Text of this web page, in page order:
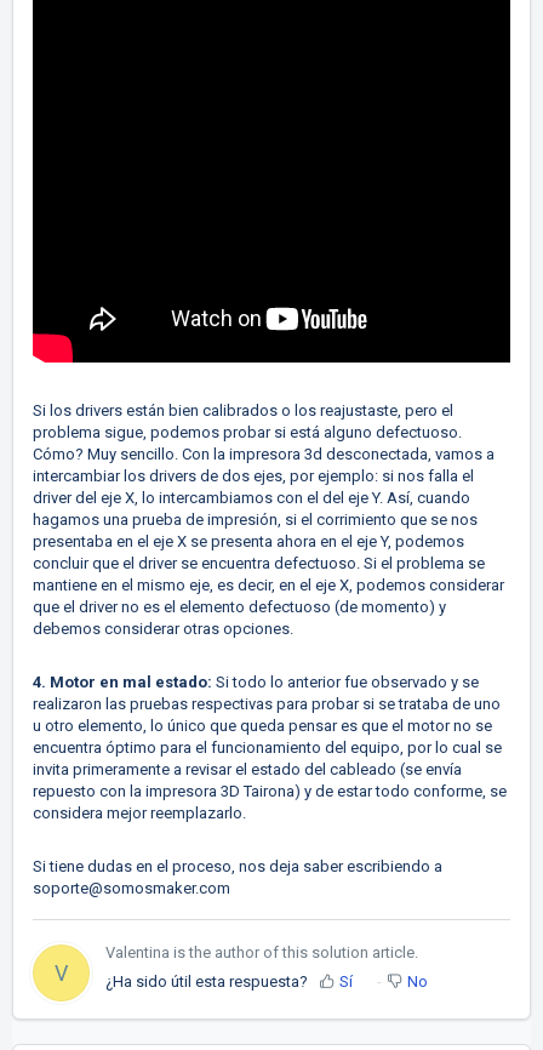
Si los drivers están bien calibrados o los reajustaste, pero el
problema sigue, podemos probar si está alguno defectuoso.
Cómo? Muy sencillo. Con la impresora 3d desconectada, vamos a
intercambiar los drivers de dos ejes, por ejemplo: si nos falla el
driver del eje X, lo intercambiamos con el del eje Y. Así, cuando
hagamos una prueba de impresión, si el corrimiento que se nos
presentaba en el eje X se presenta ahora en el eje Y, podemos
concluir que el driver se encuentra defectuoso. Si el problema se
mantiene en el mismo eje, es decir, en el eje X, podemos considerar
que el driver no es el elemento defectuoso (de momento) y
debemos considerar otras opciones.
4. Motor en mal estado: Si todo lo anterior fue observado y se
realizaron las pruebas respectivas para probar si se trataba de uno
u otro elemento, lo único que queda pensar es que el motor no se
encuentra óptimo para el funcionamiento del equipo, por lo cual se
invita primeramente a revisar el estado del cableado (se envía
repuesto con la impresora 3D Tairona) y de estar todo conforme, se
considera mejor reemplazarlo.
Si tiene dudas en el proceso, nos deja saber escribiendo a
soporte@somosmaker.com
V
Valentina is the author of this solution article.
¿Ha sido útil esta respuesta?
Sí No